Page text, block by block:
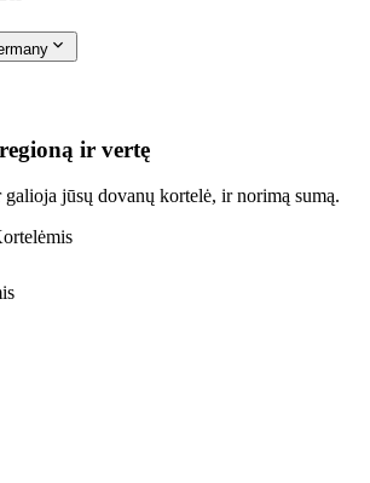
ir vertę
jūsų dovanų kortelė, ir norimą sumą.